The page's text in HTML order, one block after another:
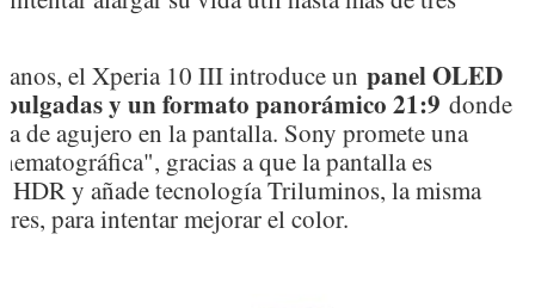
el Xperia 10 III introduce un panel OLED
y un formato panorámico 21:9 donde
de agujero en la pantalla. Sony promete una
gracias a que la pantalla es
HDR y añade tecnología Triluminos, la misma
para intentar mejorar el color.